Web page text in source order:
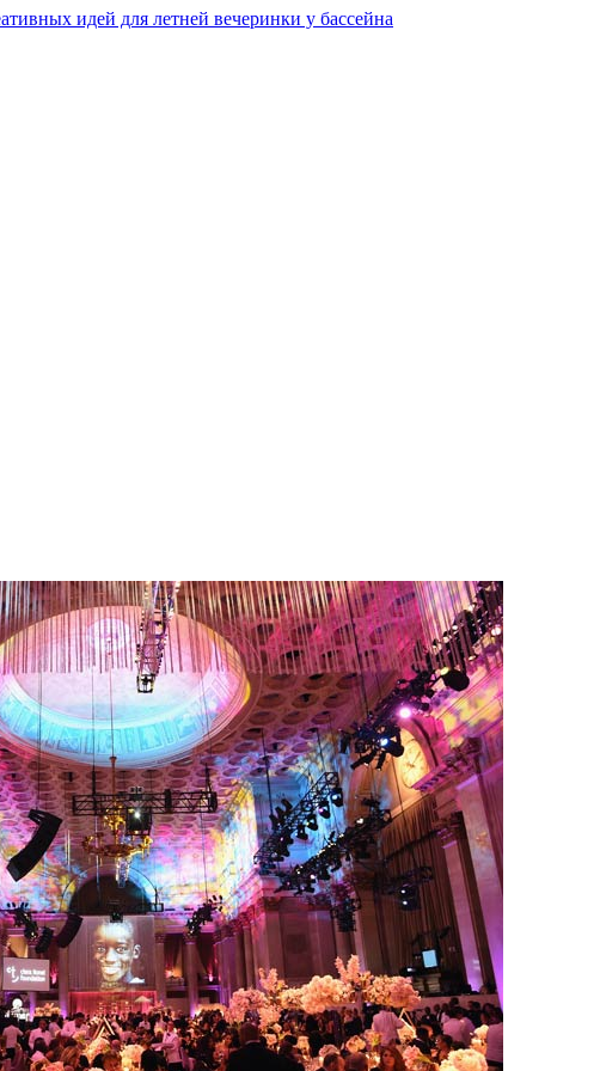
идей для летней вечеринки у бассейна